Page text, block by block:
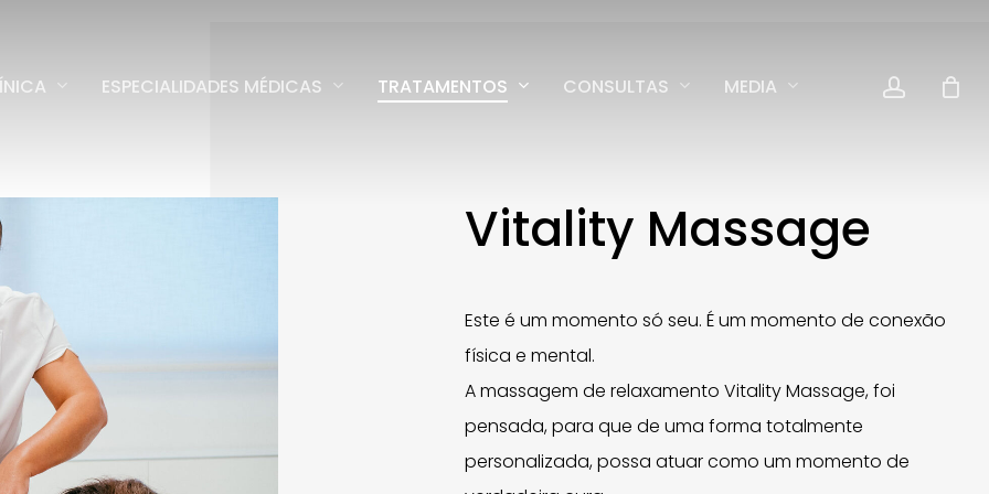
ESPECIALIDADES MÉDICAS TRATAMENTOS CONSULTAS MEDIA
Vitality Massage
Este é um momento só seu. É um momento de conexão
física e mental.
A massagem de relaxamento Vitality Massage, foi
pensada, para que de uma forma totalmente
personalizada, possa atuar como um momento de